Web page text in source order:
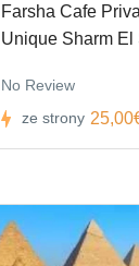
Farsha Cafe
Unique Sharm
No Review
ze strony